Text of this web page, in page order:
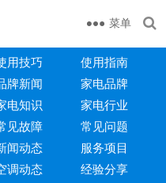
菜单
用技巧
使用指南
牌新闻
家电品牌
电知识
家电行业
见故障
常见问题
闻动态
服务项目
调动态
经验分享